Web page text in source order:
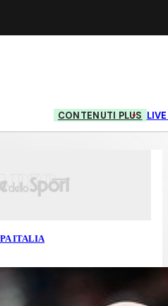
CONTENUTI PLUS
ITALIA